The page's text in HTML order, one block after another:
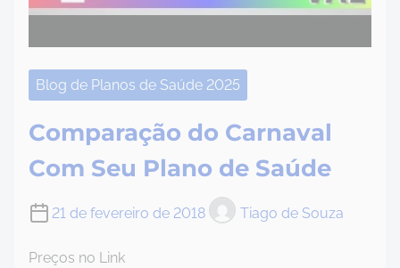
Blog de Planos de Saúde 2025
Comparação do Carnaval
Com Seu Plano de Saúde
21 de fevereiro de 2018 Tiago de Souza
Preços no Link